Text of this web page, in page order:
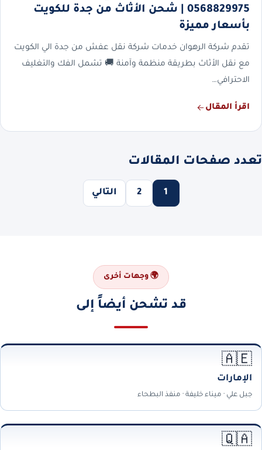
0568829975 | شحن الأثاث من جدة للكويت
بأسعار مميزة
تقدم شركة الرهوان خدمات شركة نقل عفش من جدة الي الكويت
مع نقل الأثاث بطريقة منظمة وآمنة 🚚 تشمل الفك والتغليف
الاحترافي…
اقرأ المقال
تعدد صفحات المقالات
1
2 التالي
🌍 وجهات أخرى
قد تشحن أيضاً إلى
🇦🇪
الإمارات
جبل علي · ميناء خليفة · منفذ البطحاء
🇶🇦